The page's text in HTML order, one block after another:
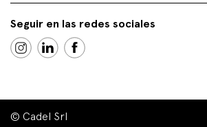
Seguir en las redes sociales
© Cadel Srl